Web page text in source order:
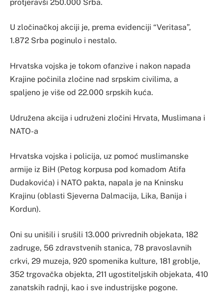
protjeravši 250.000 Srba.
U zločinačkoj akciji je, prema evidenciji “Veritasa”,
1.872 Srba poginulo i nestalo.
Hrvatska vojska je tokom ofanzive i nakon napada
Krajine počinila zločine nad srpskim civilima, a
spaljeno je više od 22.000 srpskih kuća.
Udružena akcija i udruženi zločini Hrvata, Muslimana i
NATO-a
Hrvatska vojska i policija, uz pomoć muslimanske
armije iz BiH (Petog korpusa pod komadom Atifa
Dudakovića) i NATO pakta, napala je na Kninsku
Krajinu (oblasti Sjeverna Dalmacija, Lika, Banija i
Kordun).
Oni su unišili i srušili 13.000 privrednih objekata, 182
zadruge, 56 zdravstvenih stanica, 78 pravoslavnih
crkvi, 29 muzeja, 920 spomenika kulture, 181 groblje,
352 trgovačka objekta, 211 ugostiteljskih objekata, 410
zanatskih radnji, kao i sve industrijske pogone.